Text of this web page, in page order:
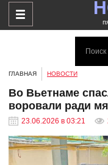
ГЛАВНАЯ НОВОСТИ
Во Вьетнаме
воровали ради
23.06.2026 в 03:21